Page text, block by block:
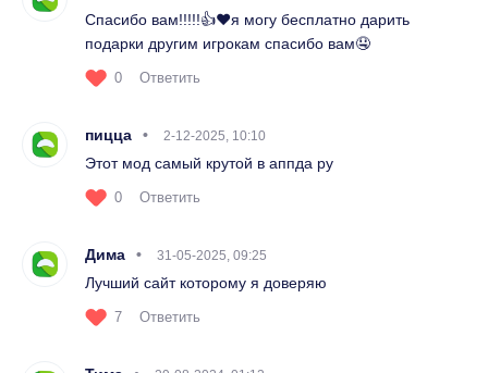
Спасибо вам!!!!!👍❤️я могу бесплатно дарить
подарки другим игрокам спасибо вам🤤
0 Ответить
пицца 2-12-2025, 10:10
Этот мод самый крутой в аппда ру
0 Ответить
Дима 31-05-2025, 09:25
Лучший сайт которому я доверяю
7 Ответить